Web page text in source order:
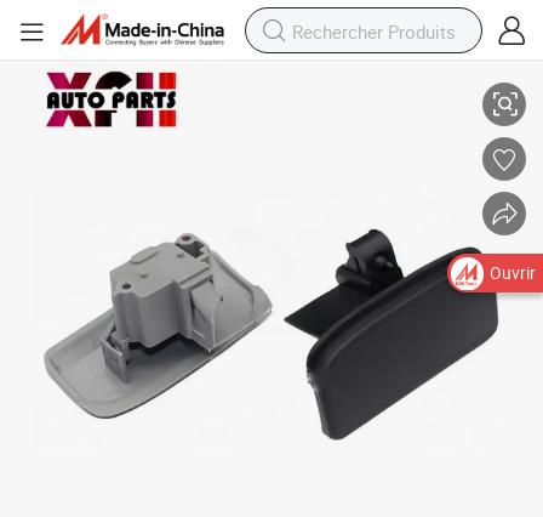
Pièces de rechange personnalisées en gros pour voitures à vendre
Ouvrir